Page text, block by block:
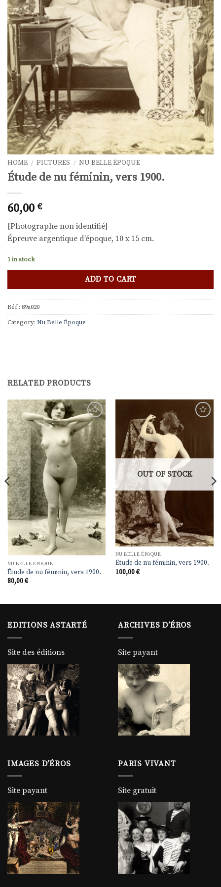
HOME / PICTURES / NU BELLE ÉPOQUE
Étude de nu féminin, vers 1900.
60,00 €
[Photographe non identifié]
Épreuve argentique d’époque, 10 x 15 cm.
1 in stock
ADD TO CART
Réf : 89a020
Category: Nu Belle Époque
RELATED PRODUCTS
Ajouter
à la
liste de
souhaits
NU BELLE ÉPOQUE
Étude de nu féminin, vers 1900.
80,00€
OUT OF STOCK
NU BELLE ÉPOQUE
Étude de nu féminin, vers 1900.
100,00€
EDITIONS ASTARTÉ
Site des éditions
ARCHIVES D’ÉROS
Site payant
IMAGES D’ÉROS
Site payant
PARIS VIVANT
Site gratuit